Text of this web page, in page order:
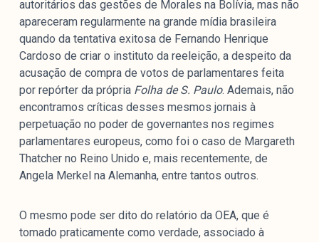
autoritários das gestões de Morales na Bolívia, mas não
apareceram regularmente na grande mídia brasileira
quando da tentativa exitosa de Fernando Henrique
Cardoso de criar o instituto da reeleição, a despeito da
acusação de compra de votos de parlamentares feita
por repórter da própria Folha de S. Paulo. Ademais, não
encontramos críticas desses mesmos jornais à
perpetuação no poder de governantes nos regimes
parlamentares europeus, como foi o caso de Margareth
Thatcher no Reino Unido e, mais recentemente, de
Angela Merkel na Alemanha, entre tantos outros.
O mesmo pode ser dito do relatório da OEA, que é
tomado praticamente como verdade, associado à